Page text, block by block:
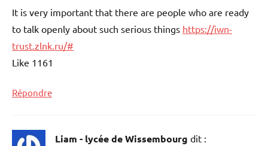
It is very important that there are people who are ready
to talk openly about such serious things https://iwn-
trust.zlnk.ru/#
Like 1161
Répondre
Liam - lycée de Wissembourg dit :